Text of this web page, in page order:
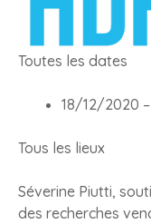
Toutes les dates
18/12/2020 –
Tous les lieux
Séverine Piutti,
des recherches